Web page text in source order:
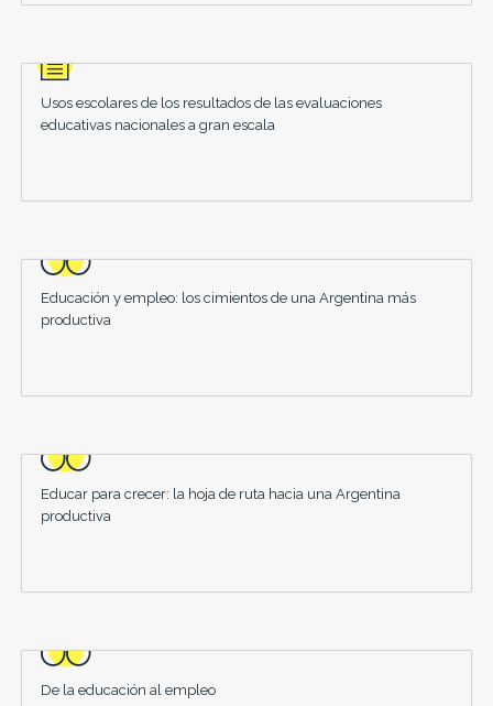
Usos escolares de los resultados de las evaluaciones
educativas nacionales a gran escala
Educación y empleo: los cimientos de una Argentina más
productiva
Educar para crecer: la hoja de ruta hacia una Argentina
productiva
De la educación al empleo